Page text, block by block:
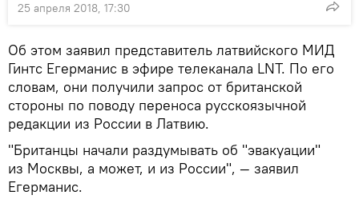
25 апреля 2018, 17:30
Об этом заявил представитель латвийского МИД
Гинтс Егерманис в эфире телеканала LNT. По его
словам, они получили запрос от британской
стороны по поводу переноса русскоязычной
редакции из России в Латвию.
"Британцы начали раздумывать об "эвакуации"
из Москвы, а может, и из России", — заявил
Егерманис.